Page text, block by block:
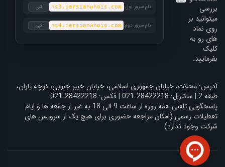
بررسی
میتوانید بر
روی نماد
های رو به
کلیک
بفرمایید.
نام سرور اول: ns3.persianwhois.com کپی
نام سرور دوم: ns4.persianwhois.com کپی
آدرس: محلات، خیابان جمهوری اسلامی، خیابان خیبر جنوبی، کوچه یاران،
طبقه 2 | سانترال: 28422218-021 | فکس: 28422218-021
پاسخگویی تلفنی همه روزه از ساعت 9 الی 18 به غیر از جمعه ها و ایام
تعطیلات رسمی (امکان مراجعه حضوری برای هیچ یک از سرویس های
شرکت وجود ندارد)